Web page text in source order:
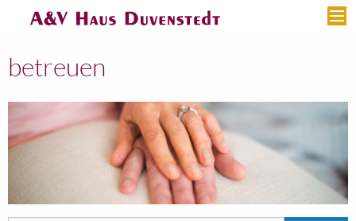
betreuen